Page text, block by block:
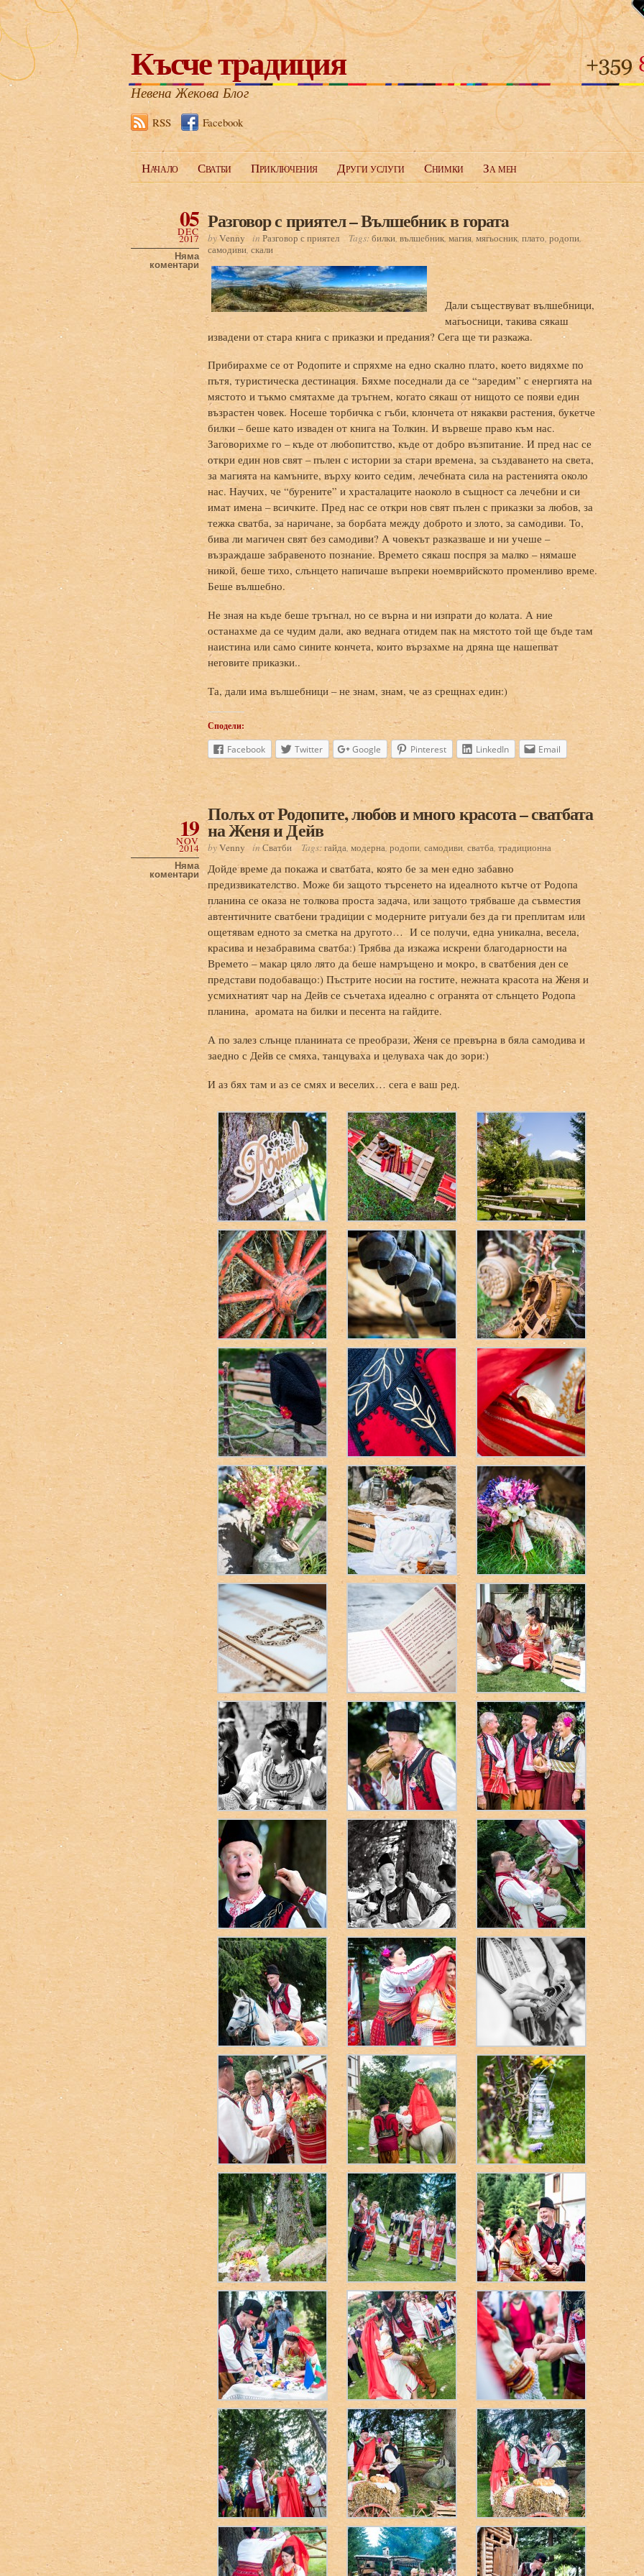
Късче традиция
Невена Жекова Блог
RSS Facebook
Начало Сватби Приключения Други услуги Снимки За мен
Разговор с приятел – Вълшебник в горатa
05
DEC
2017
Няма
коментари
byVenny in Разговор с приятел Tags:билки, вълшебник, магия,мягьосник, плато, родопи,
самодиви,скали
Дали съществуват вълшебници,
магьосници, такива сякаш
извадени от стара книга с приказки и предания? Сега ще ти разкажа.
Прибирахме се от Родопите и спряхме на едно скално плато, което видяхме по
пътя, туристическа дестинация. Бяхме поседнали да се “заредим” с енергията на
мястото и тъкмо смятахме да тръгнем, когато сякаш от нищото се появи един
възрастен човек. Носеше торбичка с гъби, клончета от някакви растения, букетче
билки – беше като изваден от книга на Толкин. И вървеше право към нас.
Заговорихме го – къде от любопитство, къде от добро възпитание. И пред нас се
откри един нов свят – пълен с истории за стари времена, за създаването на света,
за магията на камъните, върху които седим, лечебната сила на растенията около
нас. Научих, че “бурените” и храсталаците наоколо в същност са лечебни и си
имат имена – всичките. Пред нас се откри нов свят пълен с приказки за любов, за
тежка сватба, за наричане, за борбата между доброто и злото, за самодиви. То,
бива ли магичен свят без самодиви? А човекът разказваше и ни учеше –
възраждаше забравеното познание. Времето сякаш поспря за малко – нямаше
никой, беше тихо, слънцето напичаше въпреки ноемврийското променливо време.
Беше вълшебно.
Не зная на къде беше тръгнал, но се върна и ни изпрати до колата. А ние
останахме да се чудим дали, ако веднага отидем пак на мястото той ще бъде там
наистина или само сините кончета, които вързахме на дряна ще нашепват
неговите приказки..
Та, дали има вълшебници – не знам, знам, че аз срещнах един:)
Сподели:
Facebook
Twitter Google Pinterest LinkedIn Email
Полъх от Родопите, любов и много красота – сватбата
на Женя и Дейв
19
NOV
2014
Няма
коментари
byVenny in Сватби Tags:гайда, модерна, родопи, самодиви, сватба, традиционна
Дойде време да покажа и сватбата, която бе за мен едно забавно
предизвикателство. Може би защото търсенето на идеалното кътче от Родопа
планина се оказа не толкова проста задача, или защото трябваше да съвместия
автентичните сватбени традиции с модерните ритуали без да ги преплитам или
ощетявам едното за сметка на другото… И се получи, една уникална, весела,
красива и незабравима сватба:) Трябва да изкажа искрени благодарности на
Времето – макар цяло лято да беше намръщено и мокро, в сватбения ден се
представи подобаващо:) Пъстрите носии на гостите, нежната красота на Женя и
усмихнатият чар на Дейв се съчетаха идеално с огранята от слънцето Родопа
планина, аромата на билки и песента на гайдите.
А по залез слънце планината се преобрази, Женя се превърна в бяла самодива и
заедно с Дейв се смяха, танцуваха и целуваха чак до зори:)
И аз бях там и аз се смях и веселих… сега е ваш ред.